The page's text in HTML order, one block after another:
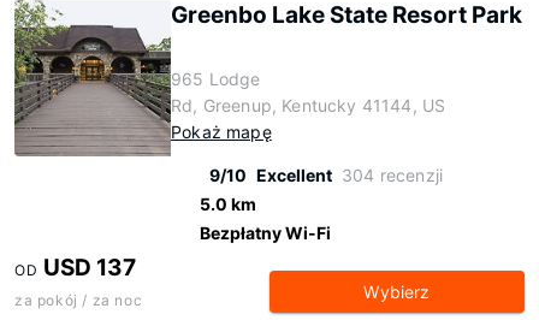
Greenbo Lake State Resort Park
965 Lodge
Rd, Greenup, Kentucky 41144, US
Pokaż mapę
9/10 Excellent 304 recenzji
5.0 km
Bezpłatny Wi-Fi
OD USD 137
za pokój / za noc Wybierz